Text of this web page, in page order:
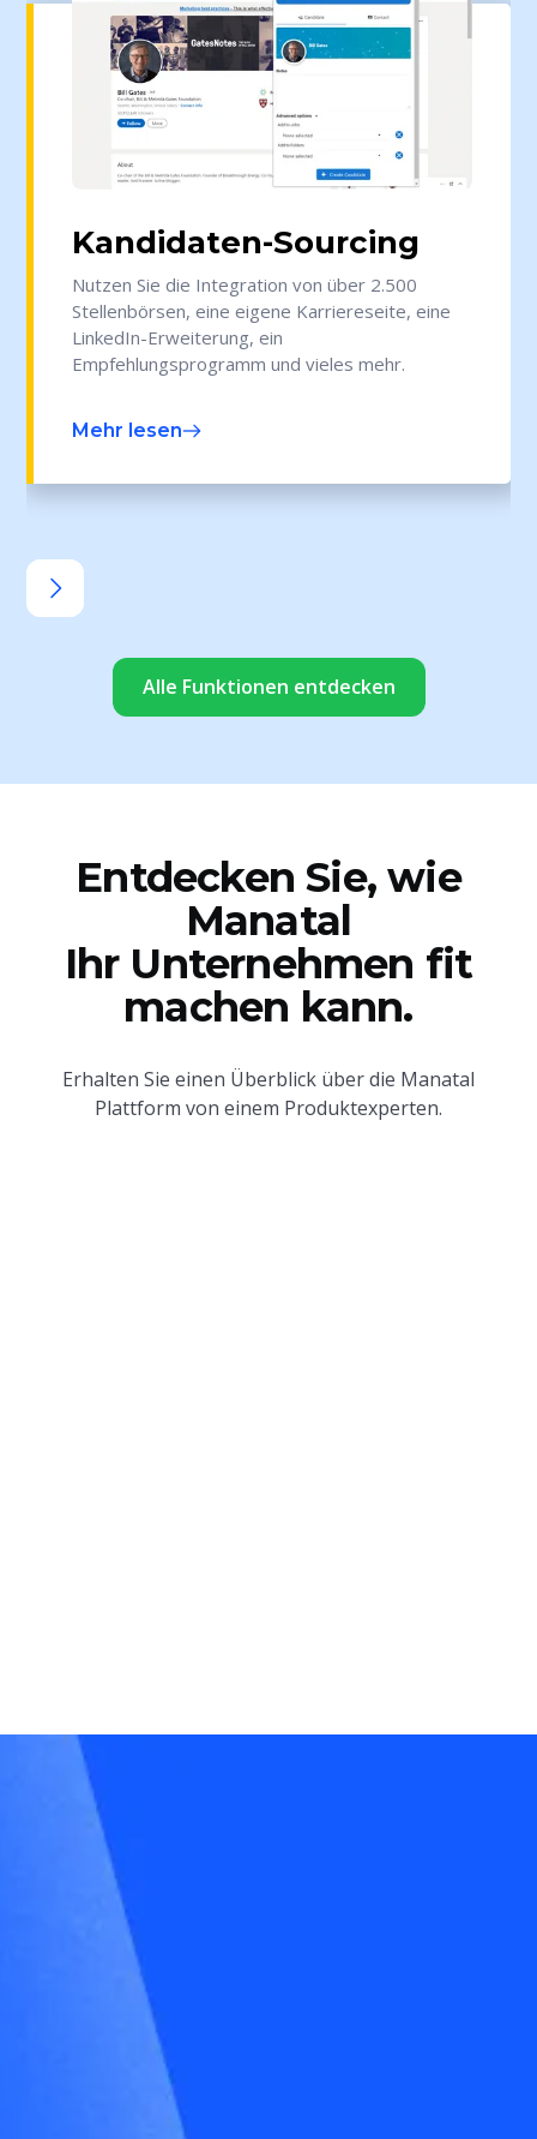
Kandidaten-Sourcing
Nutzen Sie die Integration von über 2.500
Stellenbörsen, eine eigene Karriereseite, eine
LinkedIn-Erweiterung, ein
Empfehlungsprogramm und vieles mehr.
Mehr lesen
Alle Funktionen entdecken
Entdecken Sie, wie
Manatal
Ihr Unternehmen fit
machen kann.
Erhalten Sie einen Überblick über die Manatal
Plattform von einem Produktexperten.